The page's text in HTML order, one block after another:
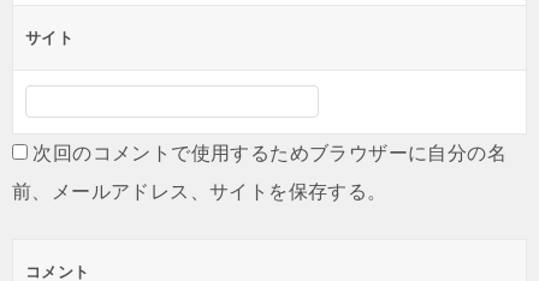
サイト
次回のコメントで使用するためブラウザーに自分の名
前、メールアドレス、サイトを保存する。
コメント